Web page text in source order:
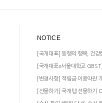
NOTICE
[국개대표] 동행의 행복, 건강
[국개대표x서울대학교
[변경사항] 적립금 이용약관
[선물하기] 국개템 선물하기